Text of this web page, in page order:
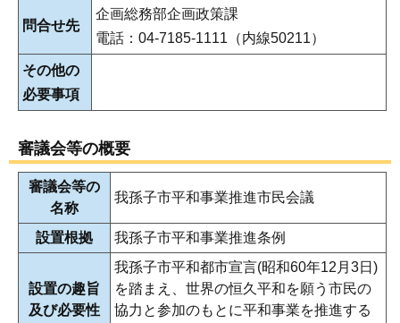
問合せ先
企画総務部企画政策課
電話：04-7185-1111（内線50211）
その他の
必要事項
審議会等の概要
審議会等の
名称
我孫子市平和事業推進市民会議
設置根拠 我孫子市平和事業推進条例
設置の趣旨
及び必要性
我孫子市平和都市宣言(昭和60年12月3日)
を踏まえ、世界の恒久平和を願う市民の
協力と参加のもとに平和事業を推進する